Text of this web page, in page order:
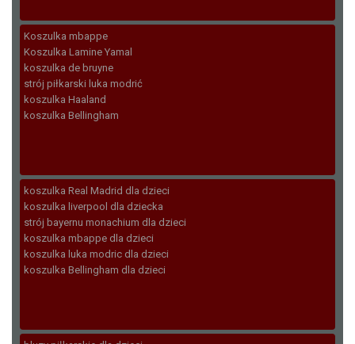
Koszulka mbappe
Koszulka Lamine Yamal
koszulka de bruyne
strój piłkarski luka modrić
koszulka Haaland
koszulka Bellingham
koszulka Real Madrid dla dzieci
koszulka liverpool dla dziecka
strój bayernu monachium dla dzieci
koszulka mbappe dla dzieci
koszulka luka modric dla dzieci
koszulka Bellingham dla dzieci